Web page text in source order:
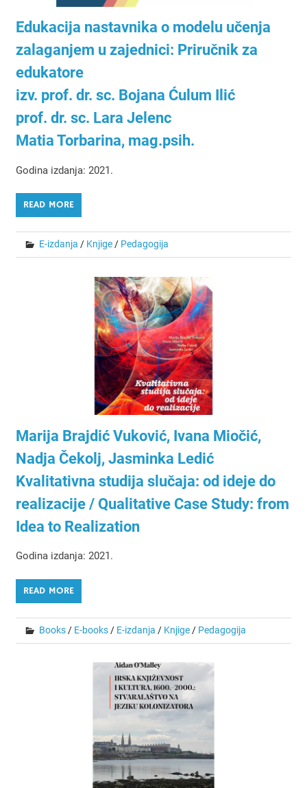
Edukacija nastavnika o modelu učenja
zalaganjem u zajednici: Priručnik za
edukatore
izv. prof. dr. sc. Bojana Ćulum Ilić
prof. dr. sc. Lara Jelenc
Matia Torbarina, mag.psih.
Godina izdanja: 2021.
READ MORE
E-izdanja / Knjige/ Pedagogija
Marija Brajdić Vuković, Ivana Miočić,
Nadja Čekolj, Jasminka Ledić
Kvalitativna studija slučaja: od ideje do
realizacije / Qualitative Case Study: from
Idea to Realization
Godina izdanja: 2021.
READ MORE
Books/ E-books/ E-izdanja / Knjige/ Pedagogija